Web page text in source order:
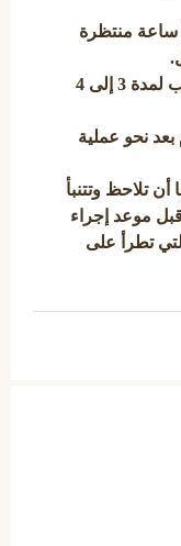
عندما تصل البويضة قناة فالوب تظل 24 ساعة منتظرة
ثم تتجه البويضة الملقحة خلال قناة فالوب لمدة 3 إلى 4
نحو عملية
تلاحظ وتتنبأ
موعد إجراء
تطرأ على